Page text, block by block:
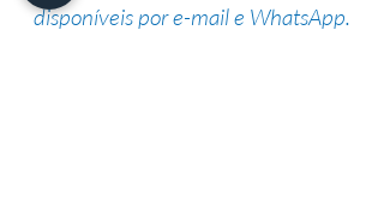
disponíveis por e-mail e WhatsApp.